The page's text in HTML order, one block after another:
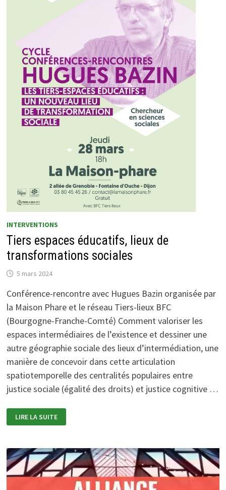
INTERVENTIONS
Tiers espaces éducatifs, lieux de
transformations sociales
5 mars 2024
Conférence-rencontre avec Hugues Bazin organisée par
la Maison Phare et le réseau Tiers-lieux BFC
(Bourgogne-Franche-Comté) Comment valoriser les
espaces intermédiaires de l’existence et dessiner une
autre géographie sociale des lieux d’intermédiation, une
manière de concevoir dans cette articulation
spatiotemporelle des centralités populaires entre
justice sociale (égalité des droits) et justice cognitive …
ESPACES
ÉDUCATIFS,
TRANSFORMATIONS
SOCIALES
LIRE LA SUITE